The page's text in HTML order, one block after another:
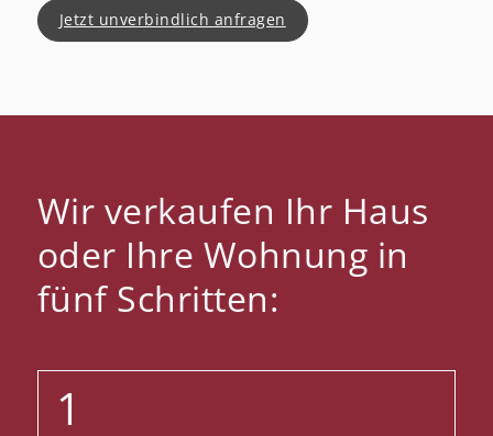
Jetzt unverbindlich anfragen
Wir verkaufen Ihr Haus
oder Ihre Wohnung in
fünf Schritten: